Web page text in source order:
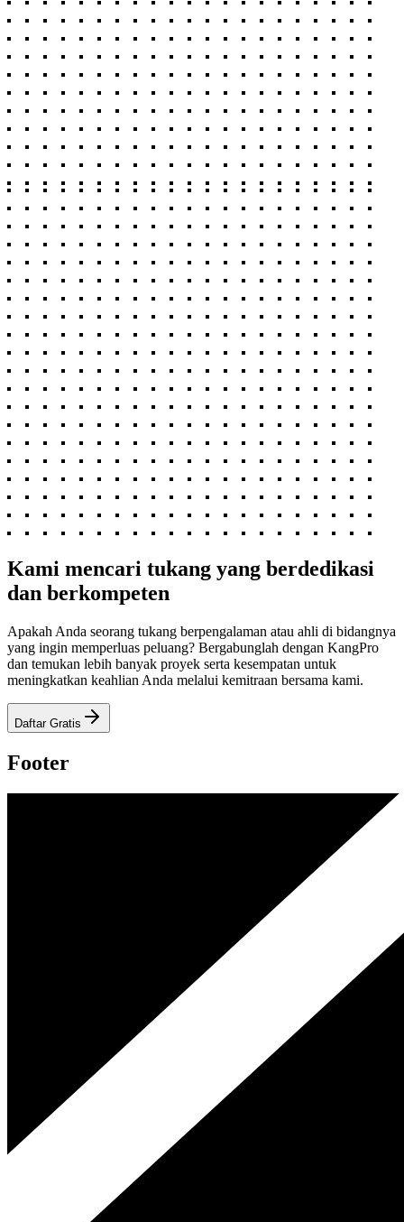
Kami mencari tukang yang berdedikasi
dan berkompeten
Apakah Anda seorang tukang berpengalaman atau ahli di bidangnya
yang ingin memperluas peluang? Bergabunglah dengan KangPro
dan temukan lebih banyak proyek serta kesempatan untuk
meningkatkan keahlian Anda melalui kemitraan bersama kami.
Daftar Gratis
Footer